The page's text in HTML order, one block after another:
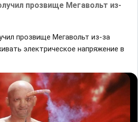
прозвище Мегавольт из-
прозвище Мегавольт из-за
электрическое напряжение в